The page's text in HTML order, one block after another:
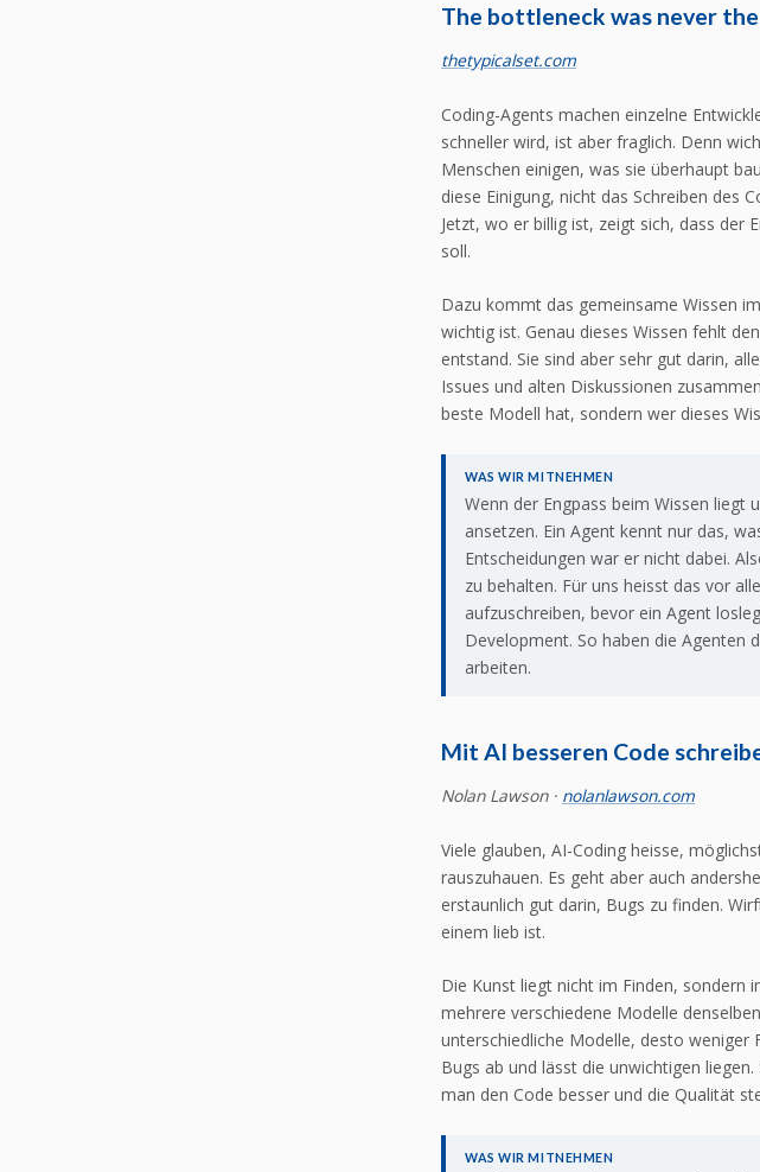
The bottleneck was never
thetypicalset.com
Coding-Agents machen einzelne
schneller wird, ist aber fraglich. Denn
Menschen einigen, was sie überhaupt
diese Einigung, nicht das Schreiben des
Jetzt, wo er billig ist, zeigt sich, dass der
soll.
Dazu kommt das gemeinsame Wissen
wichtig ist. Genau dieses Wissen fehlt
entstand. Sie sind aber sehr gut darin,
Issues und alten Diskussionen
beste Modell hat, sondern wer dieses
WAS WIR MITNEHMEN
Wenn der Engpass beim Wissen
ansetzen. Ein Agent kennt nur das,
Entscheidungen war er nicht dabei.
zu behalten. Für uns heisst das vor
aufzuschreiben, bevor ein Agent
Development. So haben die Agenten
arbeiten.
Mit AI besseren Code
Nolan Lawson · nolanlawson.com
Viele glauben, AI-Coding heisse,
rauszuhauen. Es geht aber auch
erstaunlich gut darin, Bugs zu finden.
einem lieb ist.
Die Kunst liegt nicht im Finden, sondern
mehrere verschiedene Modelle
unterschiedliche Modelle, desto weniger
Bugs ab und lässt die unwichtigen
man den Code besser und die Qualität
WAS WIR MITNEHMEN